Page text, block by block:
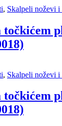
, Skalpeli noževi i
točkićem
, Skalpeli noževi i
točkićem